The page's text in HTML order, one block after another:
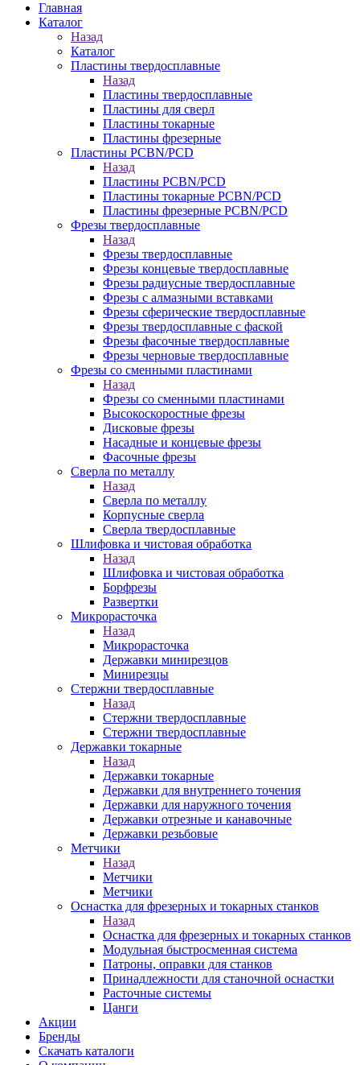
Главная
Каталог
Назад
Каталог
Пластины твердосплавные
Назад
Пластины твердосплавные
Пластины для сверл
Пластины токарные
Пластины фрезерные
Пластины PCBN/PCD
Назад
Пластины PCBN/PCD
Пластины токарные PCBN/PCD
Пластины фрезерные PCBN/PCD
Фрезы твердосплавные
Назад
Фрезы твердосплавные
Фрезы концевые твердосплавные
Фрезы радиусные твердосплавные
Фрезы с алмазными вставками
Фрезы сферические твердосплавные
Фрезы твердосплавные с фаской
Фрезы фасочные твердосплавные
Фрезы черновые твердосплавные
Фрезы со сменными пластинами
Назад
Фрезы со сменными пластинами
Высокоскоростные фрезы
Дисковые фрезы
Насадные и концевые фрезы
Фасочные фрезы
Сверла по металлу
Назад
Сверла по металлу
Корпусные сверла
Сверла твердосплавные
Шлифовка и чистовая обработка
Назад
Шлифовка и чистовая обработка
Борфрезы
Развертки
Микрорасточка
Назад
Микрорасточка
Державки минирезцов
Минирезцы
Стержни твердосплавные
Назад
Стержни твердосплавные
Стержни твердосплавные
Державки токарные
Назад
Державки токарные
Державки для внутреннего точения
Державки для наружного точения
Державки отрезные и канавочные
Державки резьбовые
Метчики
Назад
Метчики
Метчики
Оснастка для фрезерных и токарных станков
Назад
Оснастка для фрезерных и токарных станков
Модульная быстросменная система
Патроны, оправки для станков
Принадлежности для станочной оснастки
Расточные системы
Цанги
Акции
Бренды
Скачать каталоги